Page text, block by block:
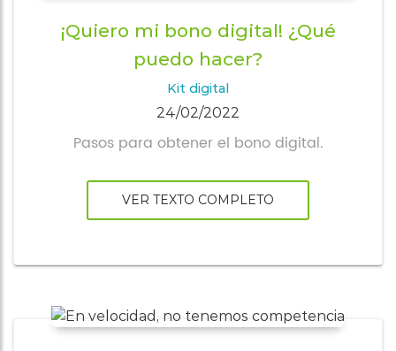
¡Quiero mi bono digital! ¿Qué
puedo hacer?
Kit digital
24/02/2022
Pasos para obtener el bono digital.
VER TEXTO COMPLETO